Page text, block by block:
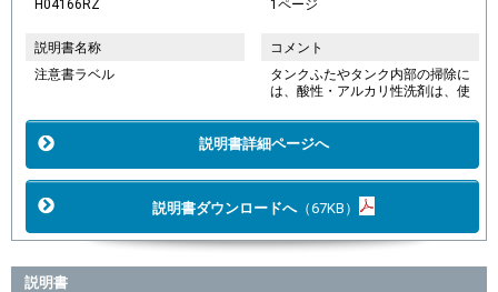
H04166RZ
1ページ
説明書名称
注意書ラベル
コメント
タンクふたやタンク内部の掃除に
は、酸性・アルカリ性洗剤は、使
説明書詳細ページへ
説明書ダウンロードへ（67KB）
説明書